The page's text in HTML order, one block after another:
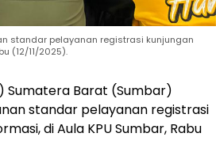
standar pelayanan registrasi kunjungan
(12/11/2025).
Sumatera Barat (Sumbar)
standar pelayanan registrasi
di Aula KPU Sumbar, Rabu